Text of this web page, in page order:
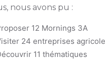
nous avons pu :
12 Mornings 3A
24 entreprises
11 thématiques